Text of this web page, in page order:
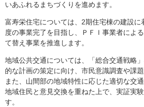
いあふれるまちづくりを進めます。
富寿栄住宅については、2期住宅棟の建設に
度の事業完了を目指し、ＰＦＩ事業者によ
て替え事業を推進します。
地域公共交通については、「総合交通戦略
的な計画の策定に向け、市民意識調査や課
また、山間部の地域特性に応じた適切な交
地域住民と意見交換を重ねた上で、実証実
す。